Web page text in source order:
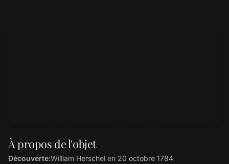
À propos de l'objet
Découverte:William Herschel en 20 octobre 1784